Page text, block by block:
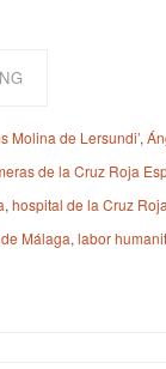
Molina de Lersundi’,
de la Cruz Roja
,hospital de la Cruz
Málaga,labor